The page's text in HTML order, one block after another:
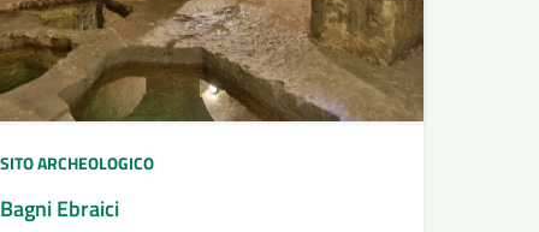
SITO ARCHEOLOGICO
Bagni Ebraici